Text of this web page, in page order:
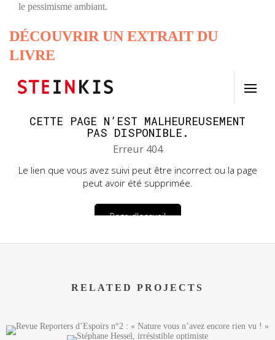
le pessimisme ambiant.
DÉCOUVRIR UN EXTRAIT DU
LIVRE
RELATED PROJECTS